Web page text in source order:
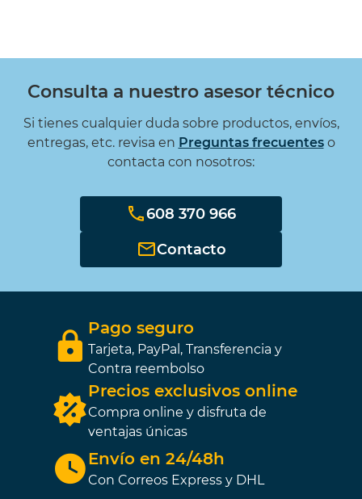
Consulta a nuestro asesor técnico
Si tienes cualquier duda sobre productos, envíos,
entregas, etc. revisa en Preguntas frecuenteso
contacta con nosotros:
608 370 966
Contacto
Pago seguro
Tarjeta, PayPal, Transferencia y
Contra reembolso
Precios exclusivos online
Compra online y disfruta de
ventajas únicas
Envío en 24/48h
Con Correos Express y DHL